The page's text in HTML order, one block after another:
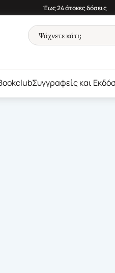
Έως 24 άτοκες δόσεις
Συγγραφείς και